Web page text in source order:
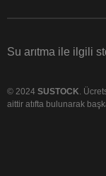
Su arıtma ile ilgili
© 2024 SUSTOCK .
aittir atıfta bulunarak